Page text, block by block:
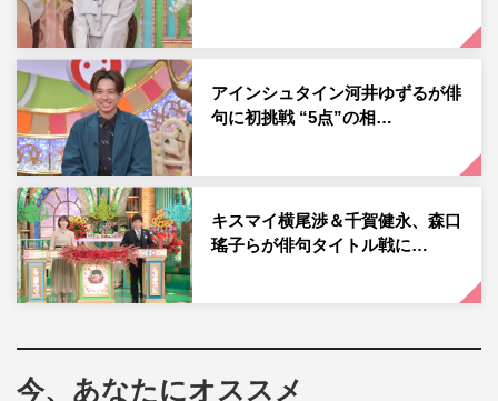
筆で才能アリを獲得している竹内も「自信あります。私も
特待生を狙いたい！」と宣言。村上は「型にハマれないタ
イプの女なので、自分らしく好きなように描けた！」、近
藤と横澤も「最高に楽しかった！」といずれも手応えあり
の様子。果たしてストーンアート界の巨匠・栗屋近先生を
うならせる作品は現れるのか。
アインシュタイン河井ゆずるが俳
句に初挑戦 “5点”の相…
キスマイ横尾渉＆千賀健永、森口
瑤子らが俳句タイトル戦に…
今、あなたにオススメ